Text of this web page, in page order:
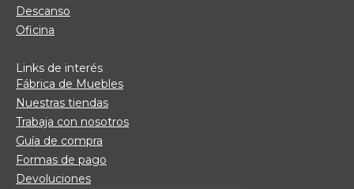
Descanso
Oficina
Links de interés
Fábrica de Muebles
Nuestras tiendas
Trabaja con nosotros
Guía de compra
Formas de pago
Devoluciones